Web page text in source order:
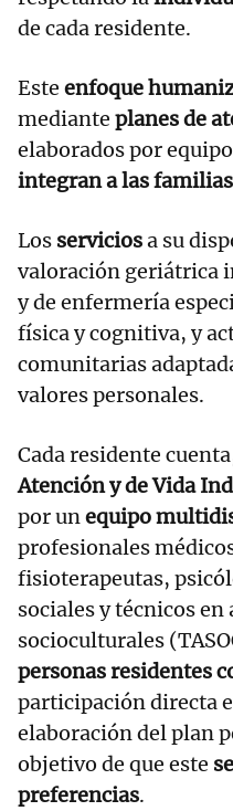
de cada residente.
Este enfoque
mediante planes de
elaborados por
integran a las familias
Los serviciosa su
valoración geriátrica
y de enfermería
física y cognitiva, y
comunitarias
valores personales.
Cada residente
Atención y de Vida
por unequipo
profesionales
fisioterapeutas,
sociales y técnicos en
socioculturales
personas residentes
participación directa
elaboración del plan
objetivo de que este
preferencias.